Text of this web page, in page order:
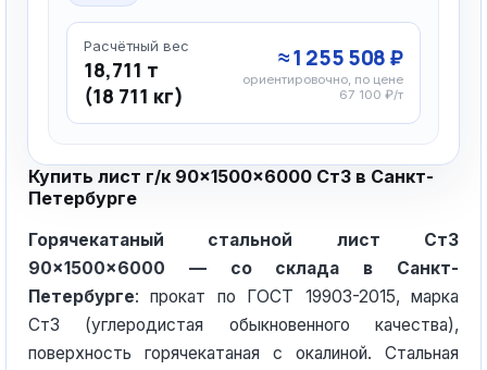
Расчётный вес
18,711 т
(18 711 кг)
≈ 1 255 508 ₽
ориентировочно, по цене
67 100 ₽/т
Купить лист г/к 90×1500×6000 Ст3 в Санкт-
Петербурге
Горячекатаный стальной лист Ст3
90×1500×6000 — со склада в Санкт-
Петербурге: прокат по ГОСТ 19903-2015, марка
Ст3 (углеродистая обыкновенного качества),
поверхность горячекатаная с окалиной. Стальная